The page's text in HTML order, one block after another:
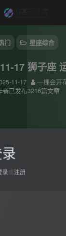
门 星座综合
17 狮子座
11-17 一棵会开
者已发布3216篇文章
录或注册